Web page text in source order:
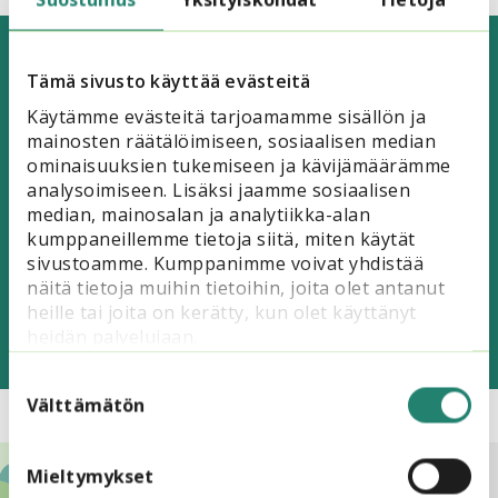
Tämä sivusto käyttää evästeitä
Käytämme evästeitä tarjoamamme sisällön ja
mainosten räätälöimiseen, sosiaalisen median
ominaisuuksien tukemiseen ja kävijämäärämme
analysoimiseen. Lisäksi jaamme sosiaalisen
median, mainosalan ja analytiikka-alan
kumppaneillemme tietoja siitä, miten käytät
sivustoamme. Kumppanimme voivat yhdistää
näitä tietoja muihin tietoihin, joita olet antanut
heille tai joita on kerätty, kun olet käyttänyt
valinta
Välttämätön
Mieltymykset
Lisää hyödyllistä tietoa
saavutettavuudesta:
VIDEO: Saavutettavuus oppimisessa ja
opetuksessa(YouTube)
VIDEO:Saavutettavuus hybridiajassa -
webinaari: Monikielisyys ja moninaisuus
(YouTube)